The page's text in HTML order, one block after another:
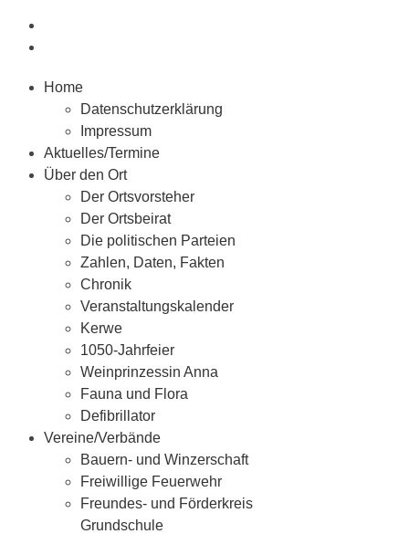
Home
Datenschutzerklärung
Impressum
Aktuelles/Termine
Über den Ort
Der Ortsvorsteher
Der Ortsbeirat
Die politischen Parteien
Zahlen, Daten, Fakten
Chronik
Veranstaltungskalender
Kerwe
1050-Jahrfeier
Weinprinzessin Anna
Fauna und Flora
Defibrillator
Vereine/Verbände
Bauern- und Winzerschaft
Freiwillige Feuerwehr
Freundes- und Förderkreis
Grundschule